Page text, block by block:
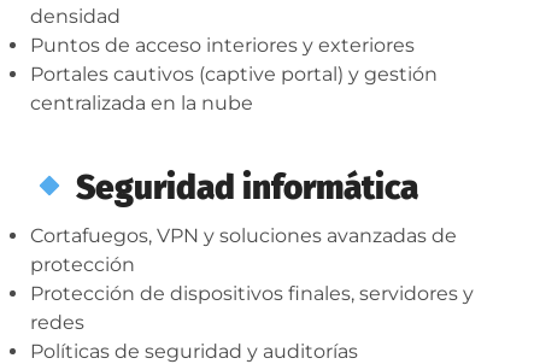
densidad
Puntos de acceso interiores y exteriores
Portales cautivos (captive portal) y gestión
centralizada en la nube
Seguridad informática
Cortafuegos, VPN y soluciones avanzadas de
protección
Protección de dispositivos finales, servidores y
redes
Políticas de seguridad y auditorías